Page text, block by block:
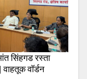
सिंहगड रस्ता
वाहतूक वॉर्डन